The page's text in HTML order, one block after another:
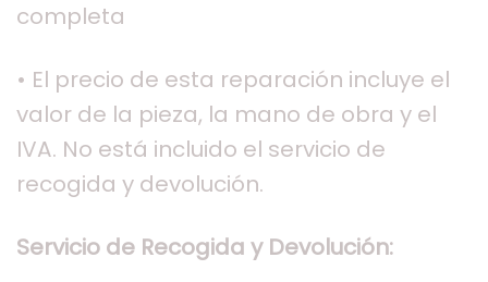
completa
• El precio de esta reparación incluye el
valor de la pieza, la mano de obra y el
IVA. No está incluido el servicio de
recogida y devolución.
Servicio de Recogida y Devolución: